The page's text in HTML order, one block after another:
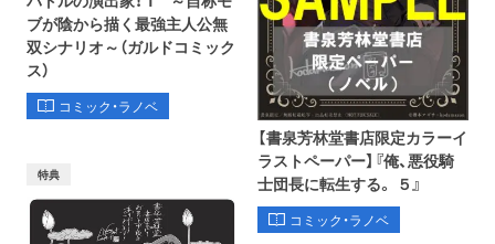
ブが陰から描く最強主人公無
双シナリオ～（ガルドコミック
ス）
コミック・ラノベ
【書泉芳林堂書店限定カラーイ
ラストペーパー】『俺、悪役騎
士団長に転生する。 ５』
コミック・ラノベ
特典